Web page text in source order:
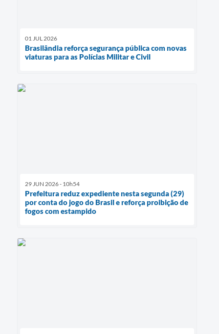
01 JUL 2026
Brasilândia reforça segurança pública com novas
viaturas para as Polícias Militar e Civil
29 JUN 2026 - 10h54
Prefeitura reduz expediente nesta segunda (29)
por conta do jogo do Brasil e reforça proibição de
fogos com estampido